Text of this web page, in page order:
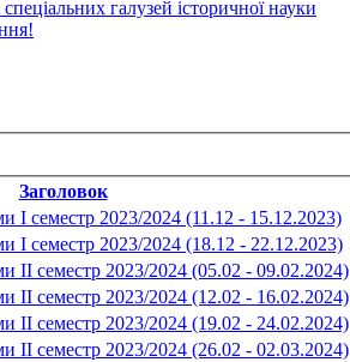
галузей історичної науки
Заголовок
І семестр 2023/2024 (11.12 - 15.12.2023)
І семестр 2023/2024 (18.12 - 22.12.2023)
ІІ семестр 2023/2024 (05.02 - 09.02.2024)
ІІ семестр 2023/2024 (12.02 - 16.02.2024)
ІІ семестр 2023/2024 (19.02 - 24.02.2024)
ІІ семестр 2023/2024 (26.02 - 02.03.2024)